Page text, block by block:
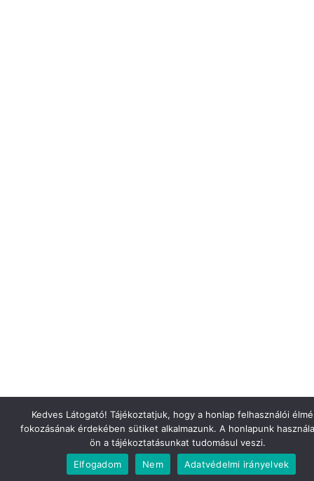
Kedves Látogató! Tájékoztatjuk, hogy a honlap felhasználói
fokozásának érdekében sütiket alkalmazunk. A honlapunk
ön a tájékoztatásunkat tudomásul veszi.
Elfogadom
Nem Adatvédelmi irányelvek